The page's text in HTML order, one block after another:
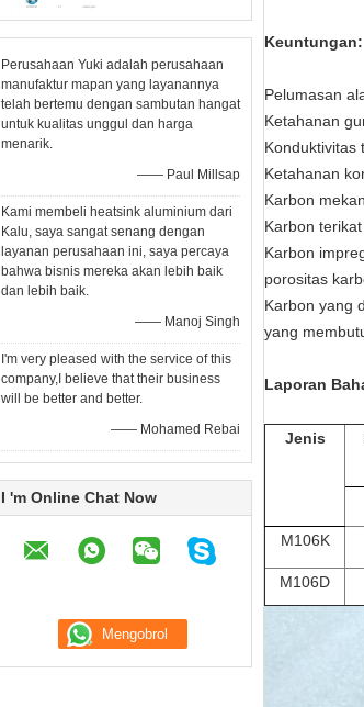
Perusahaan Yuki adalah perusahaan
manufaktur mapan yang layanannya
telah bertemu dengan sambutan hangat
untuk kualitas unggul dan harga
menarik.
—— Paul Millsap
Kami membeli heatsink aluminium dari
Kalu, saya sangat senang dengan
layanan perusahaan ini, saya percaya
bahwa bisnis mereka akan lebih baik
dan lebih baik.
—— Manoj Singh
I'm very pleased with the service of this
company,I believe that their business
will be better and better.
—— Mohamed Rebai
I 'm Online Chat Now
Keuntungan:
Pelumasan
Ketahanan
Konduktivitas
Ketahanan
Karbon
Karbon
Karbon
porositas
Karbon yang
yang
Laporan
Jenis
M106K
M106D